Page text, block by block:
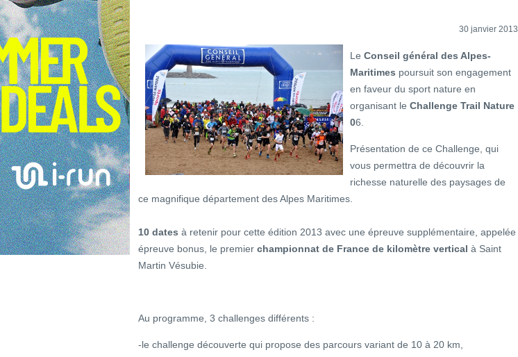
30 janvier 2013
Le Conseil général des Alpes-
Maritimes poursuit son engagement
en faveur du sport nature en
organisant le Challenge Trail Nature
06.
Présentation de ce Challenge, qui
vous permettra de découvrir la
richesse naturelle des paysages de
ce magnifique département des Alpes Maritimes.
10 dates à retenir pour cette édition 2013 avec une épreuve supplémentaire, appelée
épreuve bonus, le premier championnat de France de kilomètre vertical à Saint
Martin Vésubie.
Au programme, 3 challenges différents :
-le challenge découverte qui propose des parcours variant de 10 à 20 km,